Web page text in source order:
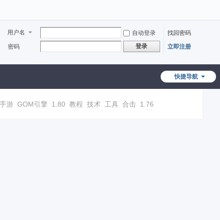
用户名 自动登录
找回密码
密码
登录 立即注册
快捷导航
游 GOM引擎 1.80 教程 技术 工具 合击 1.76